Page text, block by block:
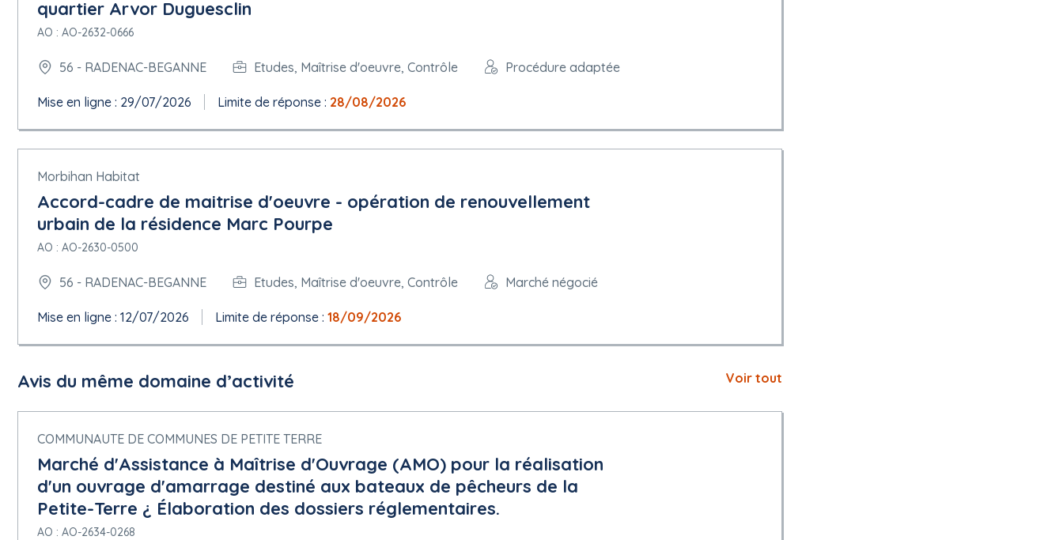
quartier Arvor Duguesclin
AO : AO-2632-0666
56 - RADENAC-BEGANNE Etudes, Maîtrise d'oeuvre, Contrôle Procédure adaptée
Mise en ligne : 29/07/2026 Limite de réponse : 28/08/2026
Morbihan Habitat
Accord-cadre de maitrise d'oeuvre - opération de renouvellement
urbain de la résidence Marc Pourpe
AO : AO-2630-0500
56 - RADENAC-BEGANNE Etudes, Maîtrise d'oeuvre, Contrôle Marché négocié
Mise en ligne : 12/07/2026 Limite de réponse : 18/09/2026
Avis du même domaine d’activité Voir tout
COMMUNAUTE DE COMMUNES DE PETITE TERRE
Marché d'Assistance à Maîtrise d'Ouvrage (AMO) pour la réalisation
d'un ouvrage d'amarrage destiné aux bateaux de pêcheurs de la
Petite-Terre ¿ Élaboration des dossiers réglementaires.
AO : AO-2634-0268